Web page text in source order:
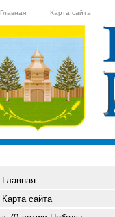
Главная Карта сайта
Главная
Карта сайта